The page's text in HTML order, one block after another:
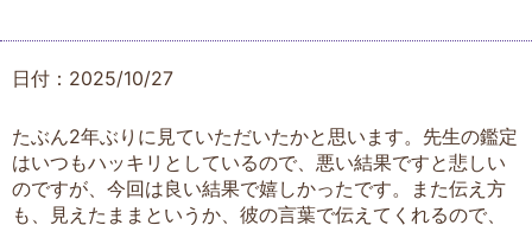
日付：2025/10/27
たぶん2年ぶりに見ていただいたかと思います。先生の鑑定
はいつもハッキリとしているので、悪い結果ですと悲しい
のですが、今回は良い結果で嬉しかったです。また伝え方
も、見えたままというか、彼の言葉で伝えてくれるので、